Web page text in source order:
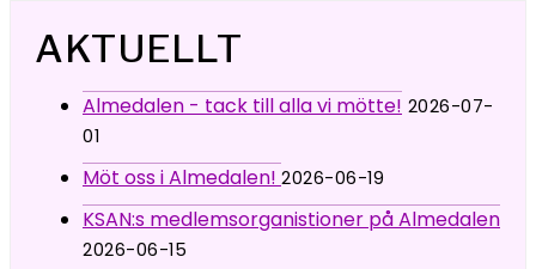
AKTUELLT
Almedalen - tack till alla vi mötte! 2026-07-
01
Möt oss i Almedalen! 2026-06-19
KSAN:s medlemsorganistioner på Almedalen
2026-06-15